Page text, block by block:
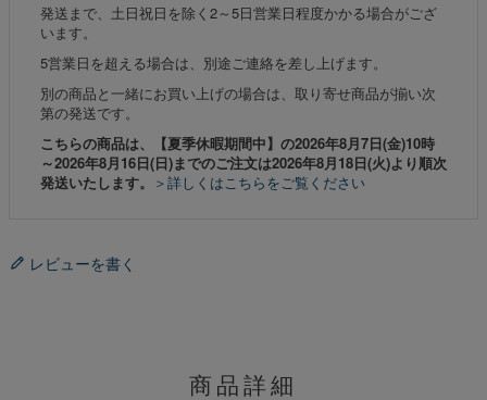
発送まで、土日祝日を除く2～5日営業日程度かかる場合がござ
います。
5営業日を超える場合は、別途ご連絡を差し上げます。
別の商品と一緒にお買い上げの場合は、取り寄せ商品が揃い次
第の発送です。
こちらの商品は、【夏季休暇期間中】の2026年8月7日(金)10時
～2026年8月16日(日)までのご注文は2026年8月18日(火)より順次
発送いたします。
＞詳しくはこちらをご覧ください
レビューを書く
商品詳細